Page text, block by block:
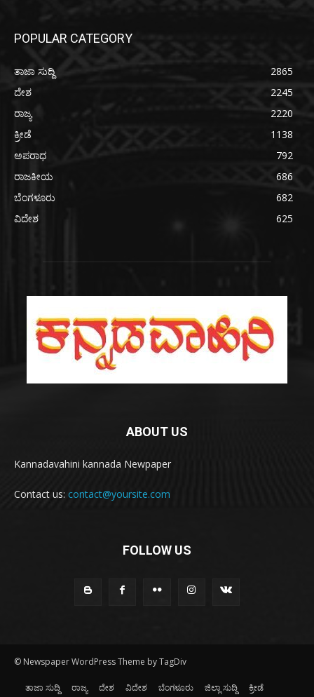
POPULAR CATEGORY
ತಾಜಾ ಸುದ್ದಿ
2865
ದೇಶ
2245
ರಾಜ್ಯ
2220
ಕ್ರೀಡೆ
1138
ಅಪರಾಧ
792
ರಾಜಕೀಯ
686
ಬೆಂಗಳೂರು
682
ವಿದೇಶ
625
ABOUT US
Kannadavahini kannada Newpaper
Contact us: contact@yoursite.com
FOLLOW US
© Newspaper WordPress Theme by TagDiv
ತಾಜಾ ಸುದ್ದಿ ರಾಜ್ಯ ದೇಶ ವಿದೇಶ ಬೆಂಗಳೂರು ಜಿಲ್ಲಾ ಸುದ್ದಿ
ಕ್ರೀಡೆ